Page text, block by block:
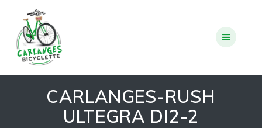
CARLANGES-RUSH
ULTEGRA DI2-2